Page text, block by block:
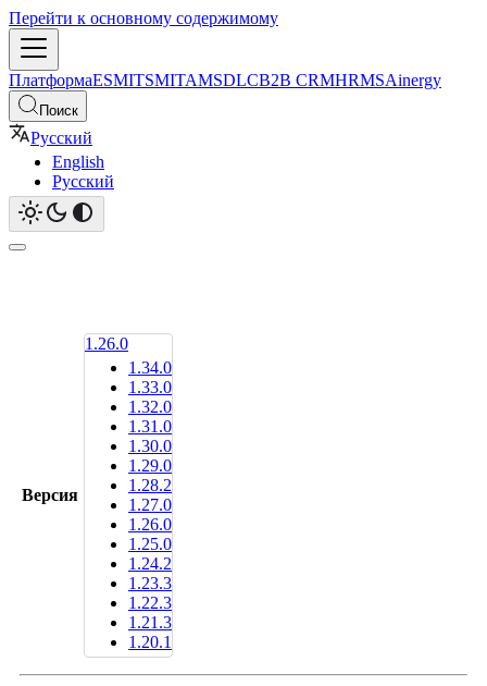
Перейти к основному содержимому
ПлатформаESMITSMITAMSDLCB2B CRMHRMSAinergy
Поиск
Русский
English
Русский
Версия
1.26.0
1.34.0
1.33.0
1.32.0
1.31.0
1.30.0
1.29.0
1.28.2
1.27.0
1.26.0
1.25.0
1.24.2
1.23.3
1.22.3
1.21.3
1.20.1